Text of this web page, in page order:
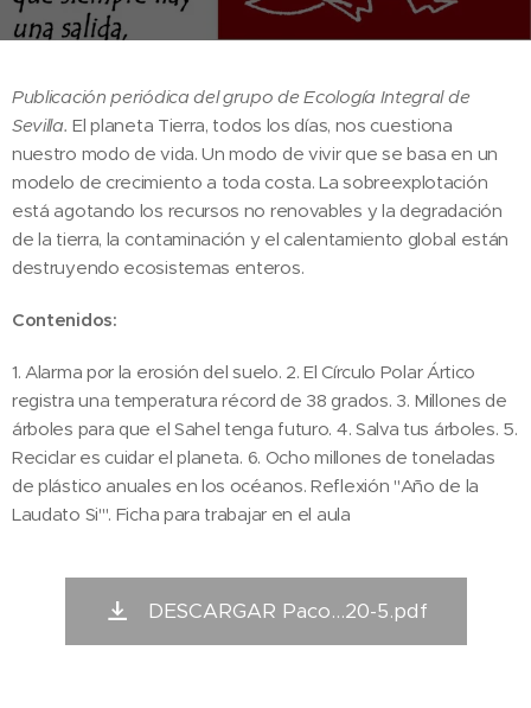
Publicación periódica del grupo de Ecología Integral de
Sevilla. El planeta Tierra, todos los días, nos cuestiona
nuestro modo de vida. Un modo de vivir que se basa en un
modelo de crecimiento a toda costa. La sobreexplotación
está agotando los recursos no renovables y la degradación
de la tierra, la contaminación y el calentamiento global están
destruyendo ecosistemas enteros.
Contenidos:
1. Alarma por la erosión del suelo. 2. El Círculo Polar Ártico
registra una temperatura récord de 38 grados. 3. Millones de
árboles para que el Sahel tenga futuro. 4. Salva tus árboles. 5.
Reciclar es cuidar el planeta. 6. Ocho millones de toneladas
de plástico anuales en los océanos. Reflexión "Año de la
Laudato Si'". Ficha para trabajar en el aula
DESCARGAR Paco...20-5.pdf